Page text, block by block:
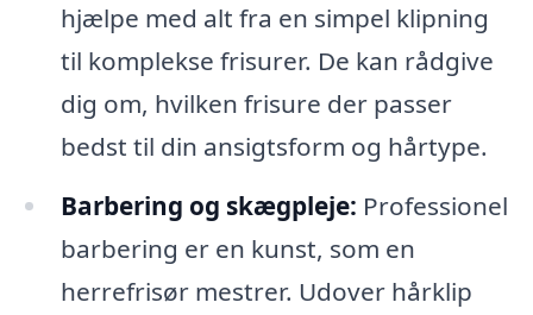
hjælpe med alt fra en simpel klipning
til komplekse frisurer. De kan rådgive
dig om, hvilken frisure der passer
bedst til din ansigtsform og hårtype.
Barbering og skægpleje: Professionel
barbering er en kunst, som en
herrefrisør mestrer. Udover hårklip